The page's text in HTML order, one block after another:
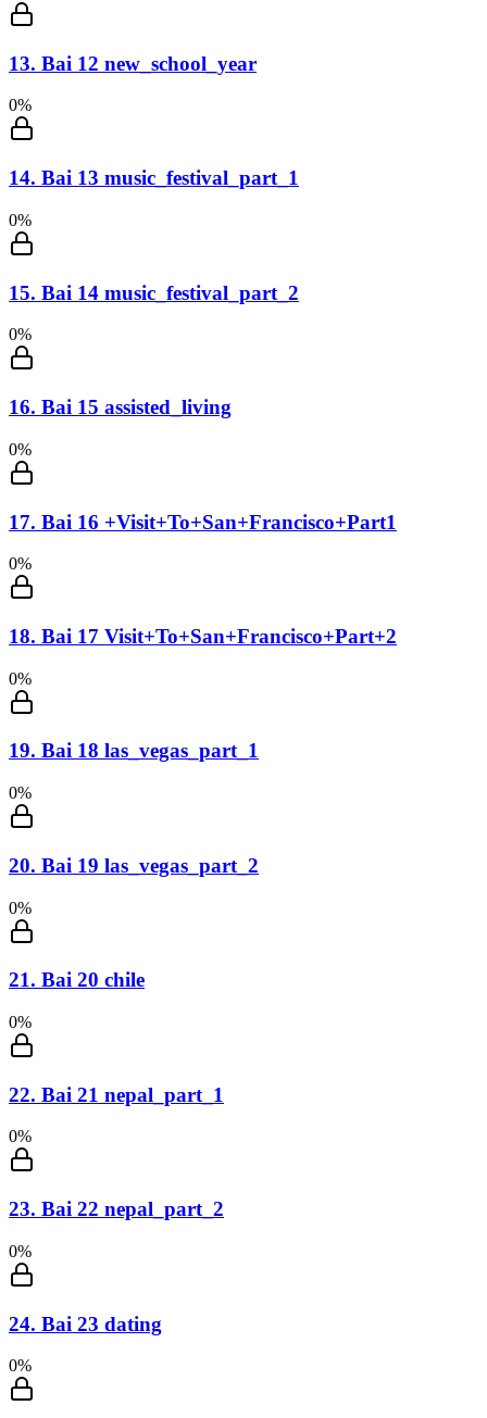
13. Bai 12 new_school_year
0%
14. Bai 13 music_festival_part_1
0%
15. Bai 14 music_festival_part_2
0%
16. Bai 15 assisted_living
0%
17. Bai 16 +Visit+To+San+Francisco+Part1
0%
18. Bai 17 Visit+To+San+Francisco+Part+2
0%
19. Bai 18 las_vegas_part_1
0%
20. Bai 19 las_vegas_part_2
0%
21. Bai 20 chile
0%
22. Bai 21 nepal_part_1
0%
23. Bai 22 nepal_part_2
0%
24. Bai 23 dating
0%